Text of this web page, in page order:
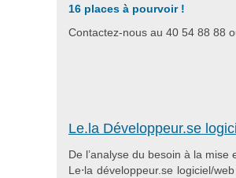
16 places à pourvoir !
Contactez-nous au 40 54 88 88
Le.la Développeur.se
De l’analyse du besoin à la
Le⋅la développeur.se logiciel/